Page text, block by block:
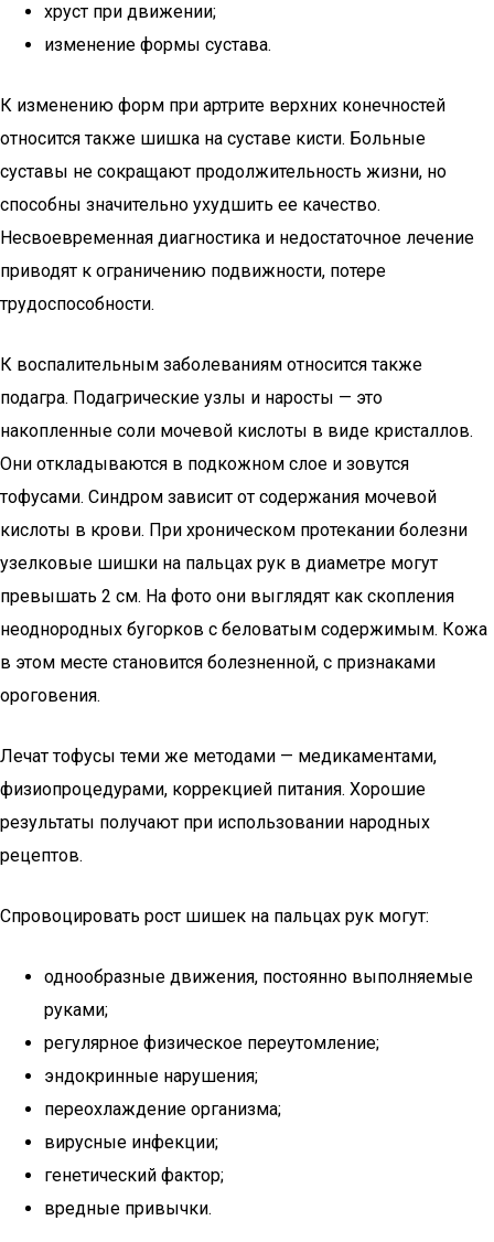
хруст при движении;
изменение формы сустава.
К изменению форм при артрите верхних конечностей
относится также шишка на суставе кисти. Больные
суставы не сокращают продолжительность жизни, но
способны значительно ухудшить ее качество.
Несвоевременная диагностика и недостаточное лечение
приводят к ограничению подвижности, потере
трудоспособности.
К воспалительным заболеваниям относится также
подагра. Подагрические узлы и наросты — это
накопленные соли мочевой кислоты в виде кристаллов.
Они откладываются в подкожном слое и зовутся
тофусами. Синдром зависит от содержания мочевой
кислоты в крови. При хроническом протекании болезни
узелковые шишки на пальцах рук в диаметре могут
превышать 2 см. На фото они выглядят как скопления
неоднородных бугорков с беловатым содержимым. Кожа
в этом месте становится болезненной, с признаками
ороговения.
Лечат тофусы теми же методами — медикаментами,
физиопроцедурами, коррекцией питания. Хорошие
результаты получают при использовании народных
рецептов.
Спровоцировать рост шишек на пальцах рук могут:
однообразные движения, постоянно выполняемые
руками;
регулярное физическое переутомление;
эндокринные нарушения;
переохлаждение организма;
вирусные инфекции;
генетический фактор;
вредные привычки.